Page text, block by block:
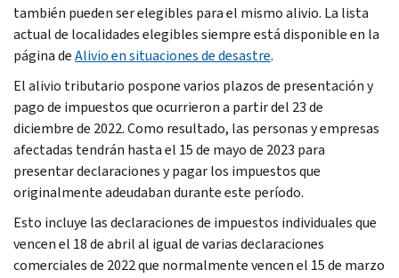
también pueden ser elegibles para el mismo alivio. La lista
actual de localidades elegibles siempre está disponible en la
página deAlivio en situaciones de desastre.
El alivio tributario pospone varios plazos de presentación y
pago de impuestos que ocurrieron a partir del 23 de
diciembre de 2022. Como resultado, las personas y empresas
afectadas tendrán hasta el 15 de mayo de 2023 para
presentar declaraciones y pagar los impuestos que
originalmente adeudaban durante este período.
Esto incluye las declaraciones de impuestos individuales que
vencen el 18 de abril al igual de varias declaraciones
comerciales de 2022 que normalmente vencen el 15 de marzo